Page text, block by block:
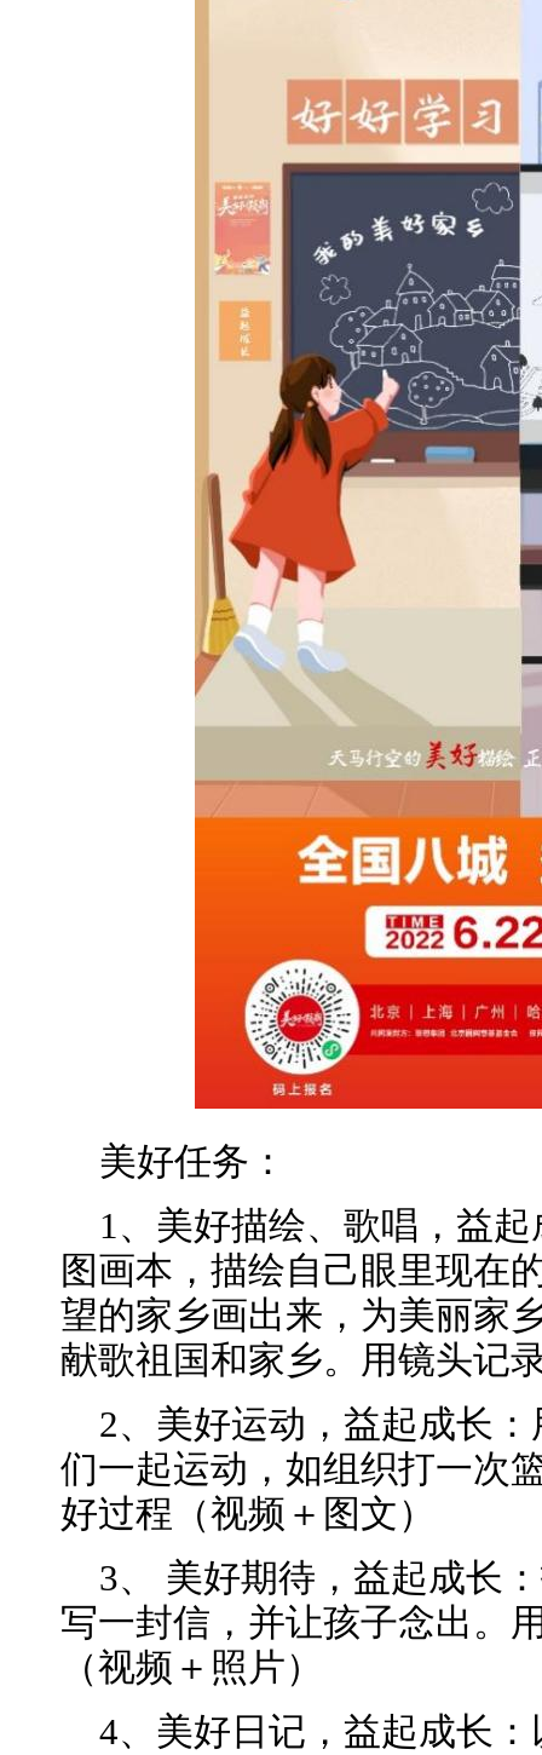
美好任务：
1、美好描绘、歌唱，益
图画本，描绘自己眼里现在
望的家乡画出来，为美丽家
献歌祖国和家乡。用镜头记
2、美好运动，益起成长
们一起运动，如组织打一次
好过程（视频＋图文）
3、 美好期待，益起成长
写一封信，并让孩子念出。
（视频＋照片）
4、美好日记，益起成长